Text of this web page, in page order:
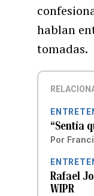
hablan
tomadas.
“Sentía
Por
Rafael
WIPR